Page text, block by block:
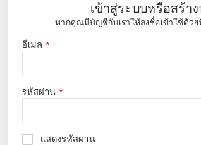
เข้าสู่ระบบหรือสร้า
หากคุณมีบัญชีกับเราให้ลงชื่อเข้าใช้ด้ว
อีเมล
รหัสผ่าน
แสดงรหัสผ่าน